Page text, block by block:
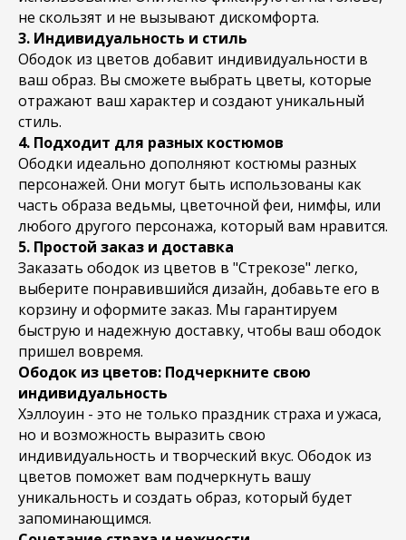
не скользят и не вызывают дискомфорта.
3. Индивидуальность и стиль
Ободок из цветов добавит индивидуальности в
ваш образ. Вы сможете выбрать цветы, которые
отражают ваш характер и создают уникальный
стиль.
4. Подходит для разных костюмов
Ободки идеально дополняют костюмы разных
персонажей. Они могут быть использованы как
часть образа ведьмы, цветочной феи, нимфы, или
любого другого персонажа, который вам нравится.
5. Простой заказ и доставка
Заказать ободок из цветов в "Стрекозе" легко,
выберите понравившийся дизайн, добавьте его в
корзину и оформите заказ. Мы гарантируем
быструю и надежную доставку, чтобы ваш ободок
пришел вовремя.
Ободок из цветов: Подчеркните свою
индивидуальность
Хэллоуин - это не только праздник страха и ужаса,
но и возможность выразить свою
индивидуальность и творческий вкус. Ободок из
цветов поможет вам подчеркнуть вашу
уникальность и создать образ, который будет
запоминающимся.